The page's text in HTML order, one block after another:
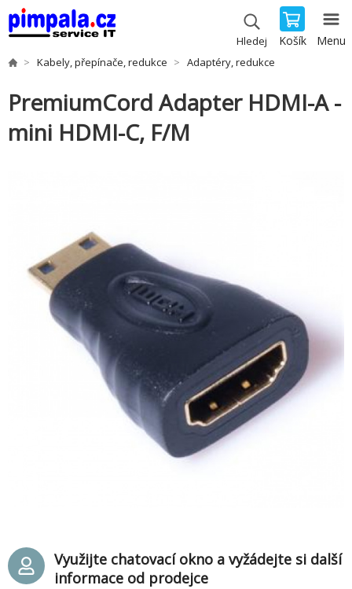
Hledej Košík Menu
Kabely, přepínače, redukce Adaptéry, redukce
PremiumCord Adapter HDMI-A -
mini HDMI-C, F/M
Využijte chatovací okno a vyžádejte si další
informace od prodejce